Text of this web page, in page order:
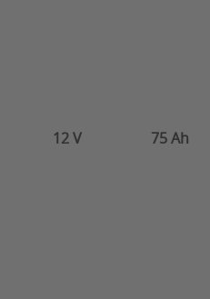
12 V 75 Ah